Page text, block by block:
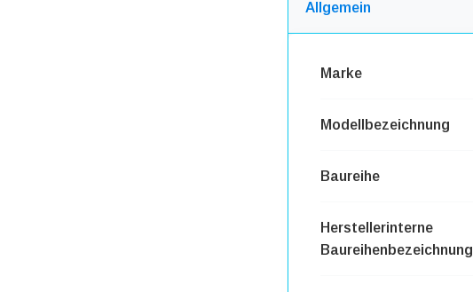
Allgemein
Marke
Modellbezeichnung
Baureihe
Herstellerinterne
Baureihenbezeichnung